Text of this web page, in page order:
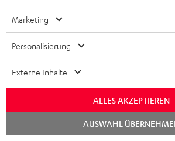
N
e
w
s
l
t
t
Wähle deinen Gutschein!
Melde dich für den Newsletter an
EMAIL
WIDGET
Marketing
Personalisierung
Externe Inhalte
ALLES AKZEPTIEREN
AUSWAHL